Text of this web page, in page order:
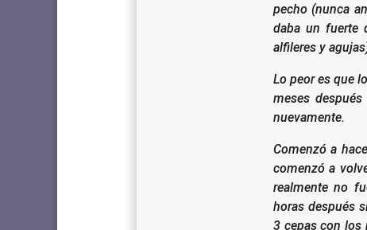
pecho (nunca
daba un fuerte
alfileres y
Lo peor es que
meses
nuevamente.
Comenzó a
comenzó a
realmente no
horas después
3 cepas con